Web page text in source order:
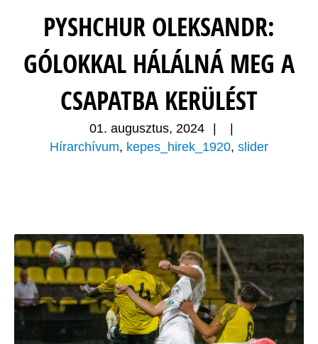
PYSHCHUR OLEKSANDR:
GÓLOKKAL HÁLÁLNÁ MEG A
CSAPATBA KERÜLÉST
01. augusztus, 2024
Hírarchívum, kepes_hirek_1920, slider